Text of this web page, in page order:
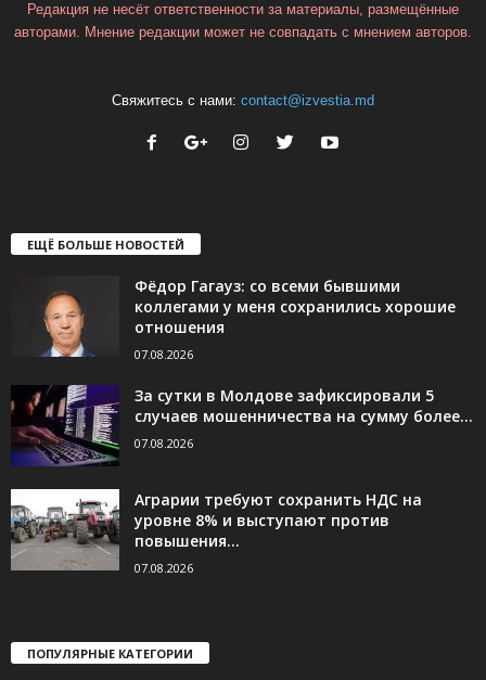
Редакция не несёт ответственности за материалы, размещённые
авторами. Мнение редакции может не совпадать с мнением авторов.
Свяжитесь с нами: contact@izvestia.md
ЕЩЁ БОЛЬШЕ НОВОСТЕЙ
Фёдор Гагауз: со всеми бывшими
коллегами у меня сохранились хорошие
отношения
07.08.2026
За сутки в Молдове зафиксировали 5
случаев мошенничества на сумму более...
07.08.2026
Аграрии требуют сохранить НДС на
уровне 8% и выступают против
повышения...
07.08.2026
ПОПУЛЯРНЫЕ КАТЕГОРИИ